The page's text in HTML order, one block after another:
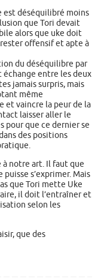
est déséquilibré moins
que Tori devait
alors que uke doit
offensif et apte à
du déséquilibre par
entre les deux
jamais surpris, mais
même
et vaincre la peur de la
laisser aller le
pour que ce dernier se
des positions
à notre art. Il faut que
s’exprimer. Mais
que Tori mette Uke
il doit l’entraîner et
selon les
que des